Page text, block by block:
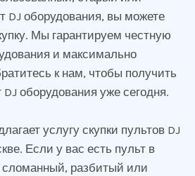
DJ оборудования, вы можете
Мы гарантируем честную
и максимально
к нам, чтобы получить
оборудования уже сегодня.
услугу скупки пультов DJ
Если у вас есть пульт в
разбитый или